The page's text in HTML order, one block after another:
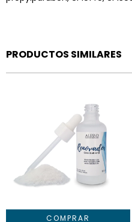
PRODUCTOS SIMILARES
COMPRAR